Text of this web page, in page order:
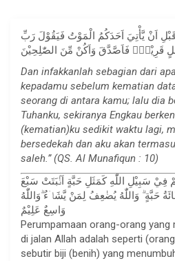
اَنْ يَّأْتِيَ اَحَدَكُمُ الْمَوْتُ فَيَقُوْلَ رَبِّ
قَرِيْبٍۚ فَاَصَّدَّقَ وَاَكُنْ مِّنَ الصّٰلِحِيْنَ
Dan infakkanlah sebagian dari
kepadamu sebelum kematian
seorang di antara kamu; lalu dia
Tuhanku, sekiranya Engkau
(kematian)ku sedikit waktu lagi,
bersedekah dan aku akan
saleh.” (QS. Al Munafiqun : 10)
فِيْ سَبِيْلِ اللّٰهِ كَمَثَلِ حَبَّةٍ اَنْۢبَتَتْ سَبْعَ
حَبَّةٍ ۗ وَاللّٰهُ يُضٰعِفُ لِمَنْ يَّشَاۤءُ ۗوَاللّٰهُ
وَاسِعٌ عَلِيْمٌ
Perumpamaan orang-orang yang
di jalan Allah adalah seperti
sebutir biji (benih) yang